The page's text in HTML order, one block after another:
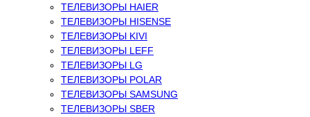
ТЕЛЕВИЗОРЫ HAIER
ТЕЛЕВИЗОРЫ HISENSE
ТЕЛЕВИЗОРЫ KIVI
ТЕЛЕВИЗОРЫ LEFF
ТЕЛЕВИЗОРЫ LG
ТЕЛЕВИЗОРЫ POLAR
ТЕЛЕВИЗОРЫ SAMSUNG
ТЕЛЕВИЗОРЫ SBER